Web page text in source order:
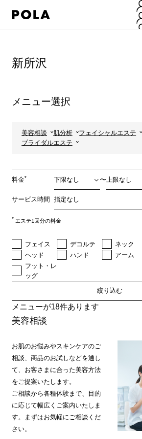
新所沢
メニュー選択
美容相談 肌分析 フェイシャルエステ
ブライダルエステ
料金* 〜
サービス時間
* エステ1回分の料金
フェイス デコルテ ネック
ヘッド
ハンド アーム
フット・レ
ッグ
絞り込む
メニューが18件あります
美容相談
お肌のお悩みやスキンケアのご
相談、商品のお試しなどを通し
て、お客さまに合った美容方法
をご提案いたします。
ご相談から各種体験まで、目的
に応じて幅広くご案内いたしま
す。まずはお気軽にご相談くだ
さい。